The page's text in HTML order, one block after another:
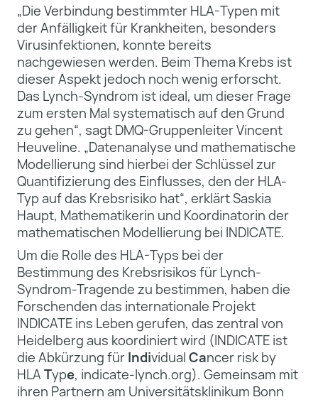
„Die Verbindung bestimmter HLA-Typen mit
der Anfälligkeit für Krankheiten, besonders
Virusinfektionen, konnte bereits
nachgewiesen werden. Beim Thema Krebs ist
dieser Aspekt jedoch noch wenig erforscht.
Das Lynch-Syndrom ist ideal, um dieser Frage
zum ersten Mal systematisch auf den Grund
zu gehen“, sagt DMQ-Gruppenleiter Vincent
Heuveline. „Datenanalyse und mathematische
Modellierung sind hierbei der Schlüssel zur
Quantifizierung des Einflusses, den der HLA-
Typ auf das Krebsrisiko hat“, erklärt Saskia
Haupt, Mathematikerin und Koordinatorin der
mathematischen Modellierung bei INDICATE.
Um die Rolle des HLA-Typs bei der
Bestimmung des Krebsrisikos für Lynch-
Syndrom-Tragende zu bestimmen, haben die
Forschenden das internationale Projekt
INDICATE ins Leben gerufen, das zentral von
Heidelberg aus koordiniert wird (INDICATE ist
die Abkürzung fürIndividualCancer risk by
HLAType, indicate-lynch.org). Gemeinsam mit
ihren Partnern am Universitätsklinikum Bonn